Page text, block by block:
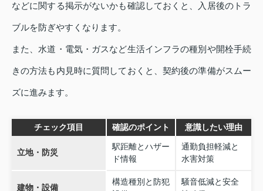
などに関する掲示がないかも確認しておくと、入居後のトラ
ブルを防ぎやすくなります。
また、水道・電気・ガスなど生活インフラの種別や開栓手続
きの方法も内見時に質問しておくと、契約後の準備がスムー
ズに進みます。
チェック項目 確認のポイント 意識したい理由
立地・防災
駅距離とハザー
ド情報
通勤負担軽減と
水害対策
建物・設備
構造種別と防犯
騒音低減と安全